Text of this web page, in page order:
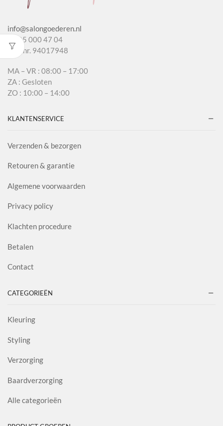
info@salongoederen.nl
T 085 000 47 04
KvK nr. 94017948
MA – VR : 08:00 – 17:00
ZA : Gesloten
ZO : 10:00 – 14:00
KLANTENSERVICE
Verzenden & bezorgen
Retouren & garantie
Algemene voorwaarden
Privacy policy
Klachten procedure
Betalen
Contact
CATEGORIEËN
Kleuring
Styling
Verzorging
Baardverzorging
Alle categorieën